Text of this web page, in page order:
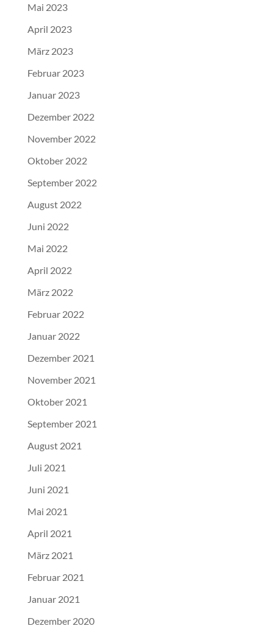
Mai 2023
April 2023
März 2023
Februar 2023
Januar 2023
Dezember 2022
November 2022
Oktober 2022
September 2022
August 2022
Juni 2022
Mai 2022
April 2022
März 2022
Februar 2022
Januar 2022
Dezember 2021
November 2021
Oktober 2021
September 2021
August 2021
Juli 2021
Juni 2021
Mai 2021
April 2021
März 2021
Februar 2021
Januar 2021
Dezember 2020